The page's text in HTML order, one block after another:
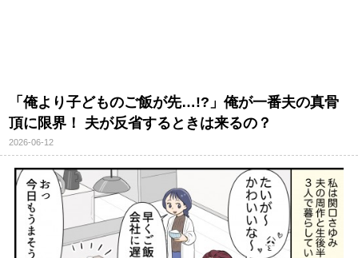
「俺より子どものご飯が先…!?」俺が一番夫の真骨
頂に限界！ 夫が反省するときは来るの？
2026-06-12